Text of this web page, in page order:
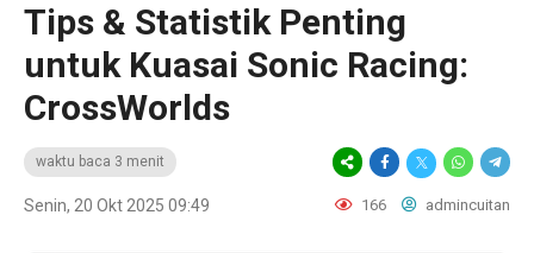
Tips & Statistik Penting
untuk Kuasai Sonic Racing:
CrossWorlds
waktu baca 3 menit
Senin, 20 Okt 2025 09:49 166 admincuitan